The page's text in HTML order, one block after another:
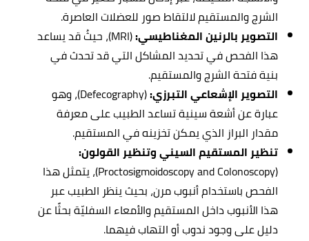
الشرج والمستقيم لالتقاط صور للعضلات العاصرة.
التصوير بالرنين المغناطيسي:
(MRI)، حيثُ قد يساعد
هذا الفحص في تحديد المشاكل التي قد تحدث في
بنية فتحة الشرج والمستقيم.
التصوير الإشعاعي التبرزي:
(Defecography)، وهو
عبارة عن أشعة سينية تساعد الطبيب على معرفة
مقدار البراز الذي يمكن تخزينه في المستقيم.
تنظير المستقيم السيني وتنظير القولون:
(Proctosigmoidoscopy and Colonoscopy)، يتمثل هذا
الفحص باستخدام أنبوب مرن، بحيث ينظر الطبيب عبر
هذا الأنبوب داخل المستقيم والأمعاء السفليّة بحثًا عن
دليل على وجود ندوب أو التهاب فيهما.